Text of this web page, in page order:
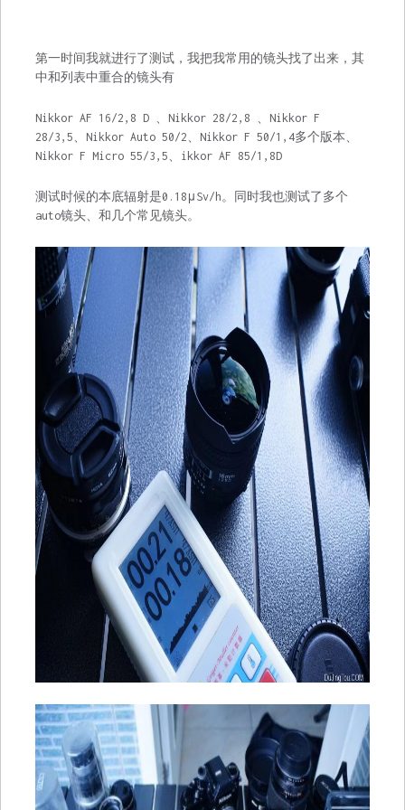
第一时间我就进行了测试，我把我常用的镜头找了出来，其
中和列表中重合的镜头有
Nikkor AF 16/2,8 D 、Nikkor 28/2,8 、Nikkor F
28/3,5、Nikkor Auto 50/2、Nikkor F 50/1,4多个版本、
Nikkor F Micro 55/3,5、ikkor AF 85/1,8D
测试时候的本底辐射是0.18μSv/h。同时我也测试了多个
auto镜头、和几个常见镜头。